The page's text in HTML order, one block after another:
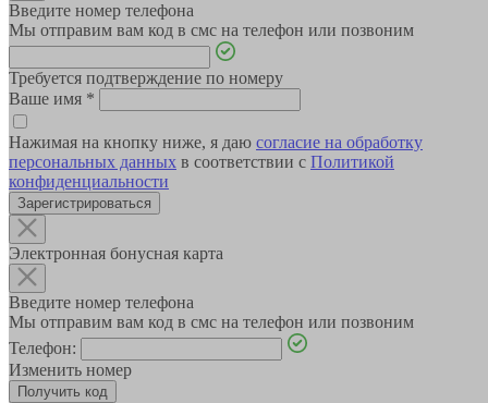
Введите номер телефона
Мы отправим вам код в смс на телефон или позвоним
Требуется подтверждение по номеру
Ваше имя *
Нажимая на кнопку ниже, я даю согласие на обработку
персональных данных в соответствии с Политикой
конфиденциальности
Зарегистрироваться
Электронная бонусная карта
Введите номер телефона
Мы отправим вам код в смс на телефон или позвоним
Телефон:
Изменить номер